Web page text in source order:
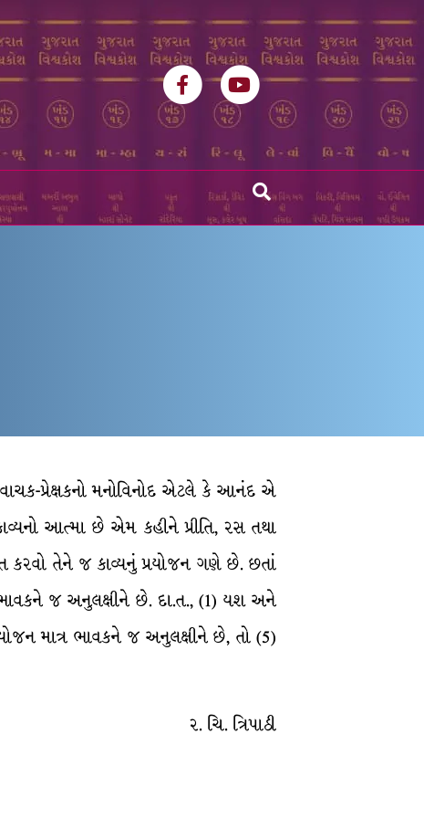
FacebookYoutube
વાચક-પ્રેક્ષકનો મનોવિનોદ એટલે કે આનંદ એ
આત્મા છે એમ કહીને પ્રીતિ, રસ તથા
કરવો તેને જ કાવ્યનું પ્રયોજન ગણે છે. છતાં
ભાવકને જ અનુલક્ષીને છે. દા.ત., (1) યશ અને
માત્ર ભાવકને જ અનુલક્ષીને છે, તો (5)
ર. ચિ. ત્રિપાઠી